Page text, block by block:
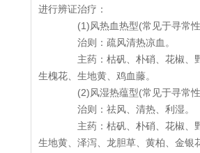
进行辨证治疗：
(1)风热血热型(常见于寻常性
治则：疏风清热凉血。
主药：枯矾、朴硝、花椒、野
生槐花、生地黄、鸡血藤。
(2)风湿热蕴型(常见于寻常性
治则：祛风、清热、利湿。
主药：枯矾、朴硝、花椒、野
生地黄、泽泻、龙胆草、黄柏、金银